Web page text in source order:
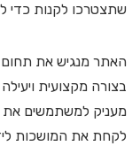
שתצטרכו לקנות כדי
האתר מנגיש את תחום
בצורה מקצועית
מעניק למשתמשים את
לקחת את המושכות